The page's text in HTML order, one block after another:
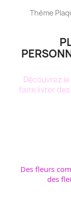
Thème
Découvrez
faire livrer des
Des fleurs
des